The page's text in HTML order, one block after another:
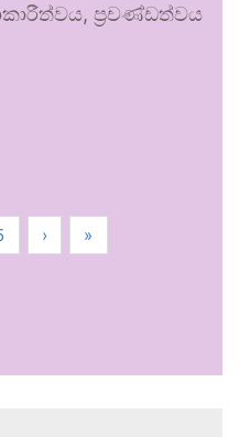
ප්‍රචණ්ඩත්වය
› »